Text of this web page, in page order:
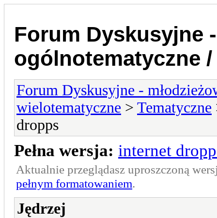
Forum Dyskusyjne
ogólnotematyczne
Forum Dyskusyjne -
wielotematyczne > Tematyczne
dropps
Pełna wersja: internet
Aktualnie przeglądasz uproszczoną
pełnym formatowaniem.
Jędrzej